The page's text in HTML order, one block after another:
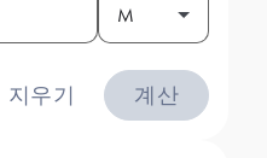
M
계산
지우기